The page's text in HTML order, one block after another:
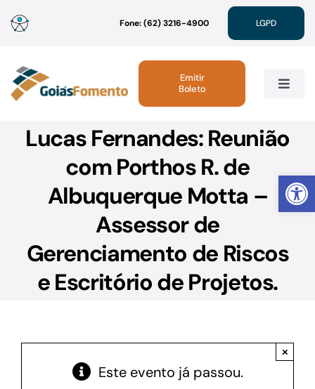
Abrir
para
conteúdo
Fone: (62) 3216-4900 LGPD
Toggle
Institucional
Sustentabilidade
Emitir
Boleto
Lucas Fernandes: Reunião
com Porthos R. de
Albuquerque Motta –
Assessor de
Gerenciamento de Riscos
e Escritório de Projetos.
Este evento já passou.
×